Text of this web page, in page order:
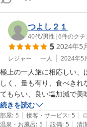
けたいと思います。
また来年行きたいと思いま
つよし２１
40代/男性 |6件のクチ
5 2024年5
レジャー 一人 2024年5
極上の一人旅に相応しい、
しく、量も有り、食べき
てもらい、良い塩加減で美
朝食も結構な量でしたが、
素敵な旅行になりました。
続きを読む
部屋: 5 | 接客・サービス: 5 |
温泉・お風呂: 5 | 設備: 5 | 清